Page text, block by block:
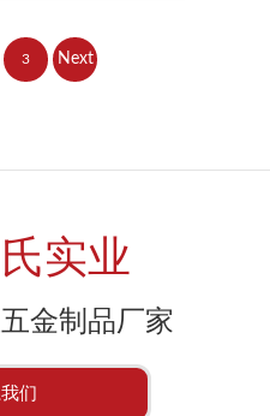
3 Next
实业
金制品厂家
们